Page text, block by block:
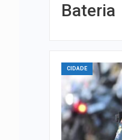
Bateria
CIDADE